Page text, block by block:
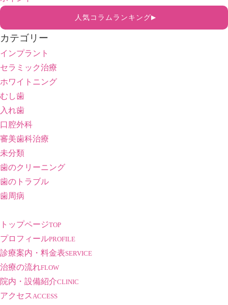
▶
人気コラムランキング
カテゴリー
インプラント
セラミック治療
ホワイトニング
むし歯
入れ歯
口腔外科
審美歯科治療
未分類
歯のクリーニング
歯のトラブル
歯周病
トップページTOP
プロフィールPROFILE
診療案内・料金表SERVICE
治療の流れFLOW
院内・設備紹介CLINIC
アクセス ACCESS